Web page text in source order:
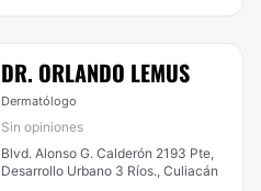
DR. ORLANDO LEMUS
Dermatólogo
Sin opiniones
Blvd. Alonso G. Calderón 2193 Pte,
Desarrollo Urbano 3 Ríos., Culiacán